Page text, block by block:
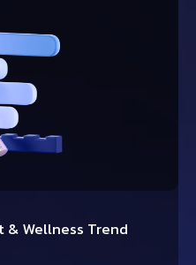
& Wellness Trend